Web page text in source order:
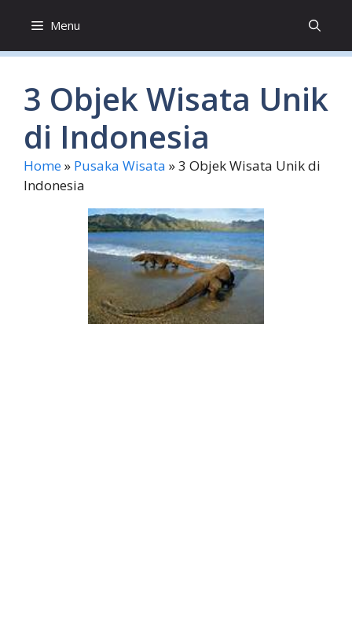
content
Menu
3 Objek Wisata Unik
di Indonesia
Home» Pusaka Wisata »3 Objek Wisata Unik di
Indonesia